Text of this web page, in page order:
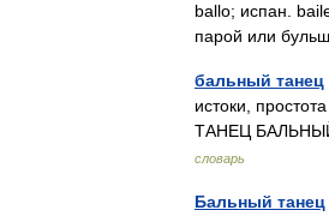
ballo; испан.
парой или
бальный танец
истоки,
ТАНЕЦ БАЛЬНЫЙ
словарь
Бальный танец